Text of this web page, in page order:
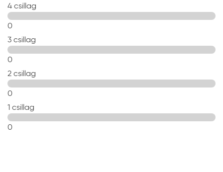
4 csillag
0
3 csillag
0
2 csillag
0
1 csillag
0